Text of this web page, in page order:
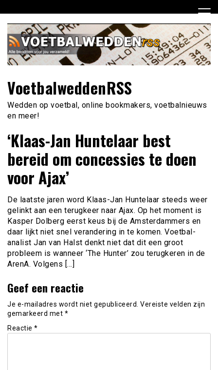
naar
inhoud
VoetbalweddenRSS
Wedden op voetbal, online bookmakers, voetbalnieuws
en meer!
‘Klaas-Jan Huntelaar best
bereid om concessies te doen
voor Ajax’
De laatste jaren word Klaas-Jan Huntelaar steeds weer
gelinkt aan een terugkeer naar Ajax. Op het moment is
Kasper Dolberg eerst keus bij de Amsterdammers en
daar lijkt niet snel verandering in te komen. Voetbal-
analist Jan van Halst denkt niet dat dit een groot
probleem is wanneer ‘The Hunter’ zou terugkeren in de
ArenA. Volgens […]
Geef een reactie
Je e-mailadres wordt niet gepubliceerd. Vereiste velden zijn
gemarkeerd met *
Reactie *